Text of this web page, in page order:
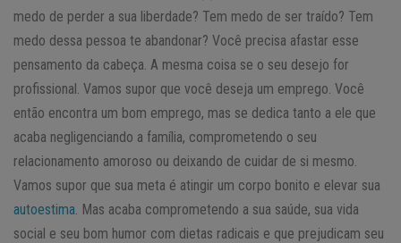
medo de perder a sua liberdade? Tem medo de ser traído? Tem
medo dessa pessoa te abandonar? Você precisa afastar esse
pensamento da cabeça. A mesma coisa se o seu desejo for
profissional. Vamos supor que você deseja um emprego. Você
então encontra um bom emprego, mas se dedica tanto a ele que
acaba negligenciando a família, comprometendo o seu
relacionamento amoroso ou deixando de cuidar de si mesmo.
Vamos supor que sua meta é atingir um corpo bonito e elevar sua
autoestima . Mas acaba comprometendo a sua saúde, sua vida
social e seu bom humor com dietas radicais e que prejudicam seu